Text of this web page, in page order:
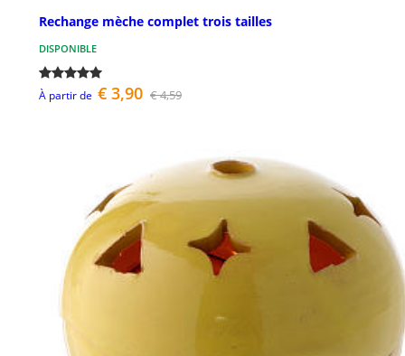
Rechange mèche complet trois tailles
DISPONIBLE
À partir de € 3,90 € 4,59